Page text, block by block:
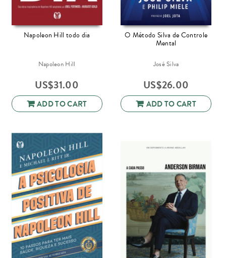
Napoleon Hill todo dia
Napoleon Hill
US$31.00
ADD TO CART
O Método Silva de Controle
Mental
José Silva
US$26.00
ADD TO CART